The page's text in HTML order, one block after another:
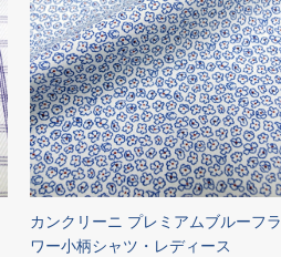
カンクリーニ プレミアムブルーフラ
ワー小柄シャツ・レディース